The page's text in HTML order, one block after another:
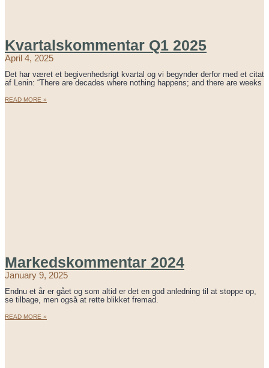
Kvartalskommentar Q1 2025
April 4, 2025
Det har været et begivenhedsrigt kvartal og vi begynder derfor med et citat
af Lenin: “There are decades where nothing happens; and there are weeks
READ MORE »
Markedskommentar 2024
January 9, 2025
Endnu et år er gået og som altid er det en god anledning til at stoppe op,
se tilbage, men også at rette blikket fremad.
READ MORE »